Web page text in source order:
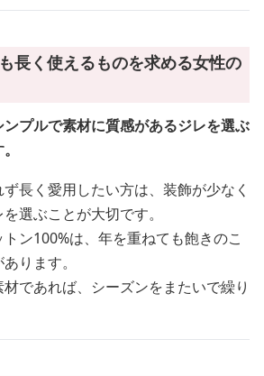
長く使えるものを求める女性の
プルで素材に質感があるジレを選ぶ
長く愛用したい方は、装飾が少なく
選ぶことが大切です。
ン100%は、年を重ねても飽きのこ
ります。
であれば、シーズンをまたいで繰り